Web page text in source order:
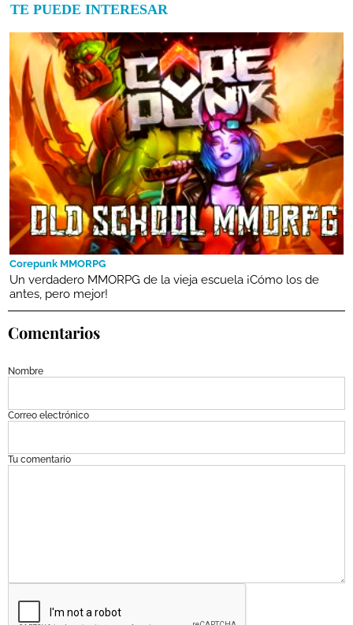
TE PUEDE INTERESAR
Corepunk MMORPG
Un verdadero MMORPG de la vieja escuela ¡Cómo los de
antes, pero mejor!
Comentarios
Nombre
Correo electrónico
Tu comentario